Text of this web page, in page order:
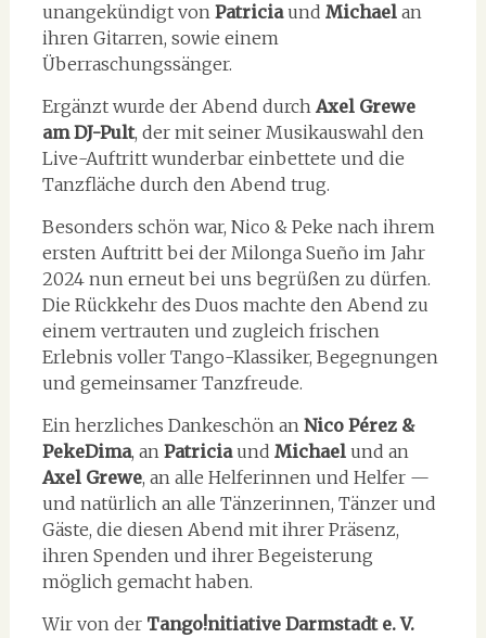
unangekündigt von Patriciaund Michaelan
ihren Gitarren, sowie einem
Überraschungssänger.
Ergänzt wurde der Abend durch Axel Grewe
am DJ-Pult, der mit seiner Musikauswahl den
Live-Auftritt wunderbar einbettete und die
Tanzfläche durch den Abend trug.
Besonders schön war, Nico & Peke nach ihrem
ersten Auftritt bei der Milonga Sueño im Jahr
2024 nun erneut bei uns begrüßen zu dürfen.
Die Rückkehr des Duos machte den Abend zu
einem vertrauten und zugleich frischen
Erlebnis voller Tango-Klassiker, Begegnungen
und gemeinsamer Tanzfreude.
Ein herzliches Dankeschön an Nico Pérez &
PekeDima, an Patriciaund Michael und an
Axel Grewe, an alle Helferinnen und Helfer —
und natürlich an alle Tänzerinnen, Tänzer und
Gäste, die diesen Abend mit ihrer Präsenz,
ihren Spenden und ihrer Begeisterung
möglich gemacht haben.
Wir von der Tango!nitiative Darmstadt e. V.